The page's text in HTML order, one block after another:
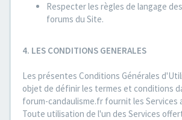
Respecter les règles de langage
forums du Site.
4. LES CONDITIONS GENERALES
Les présentes Conditions Générales
objet de définir les termes et conditions
forum-candaulisme.fr fournit les Services
Toute utilisation de l'un des Services